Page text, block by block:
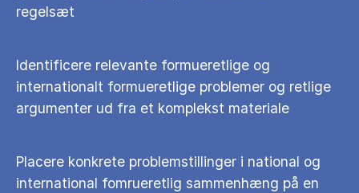
regelsæt
Identificere relevante formueretlige og
internationalt formueretlige problemer og retlige
argumenter ud fra et komplekst materiale
Placere konkrete problemstillinger i national og
international fomrueretlig sammenhæng på en